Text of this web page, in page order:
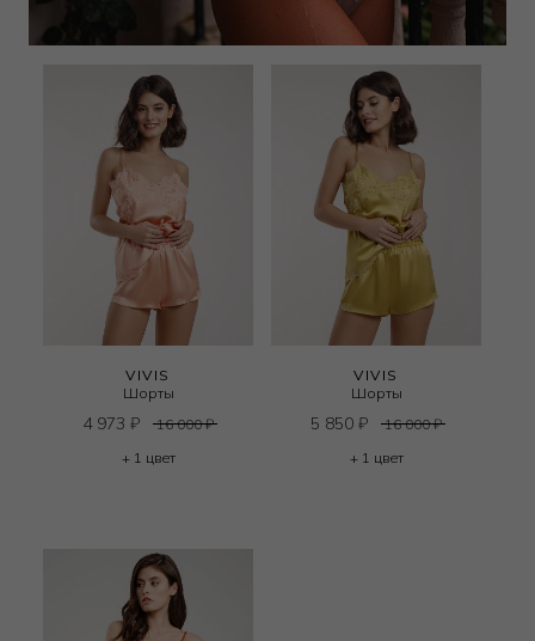
VIVIS
Шорты
4 973 ₽ 16 000₽
+ 1 цвет
VIVIS
Шорты
5 850 ₽ 16 000₽
+ 1 цвет